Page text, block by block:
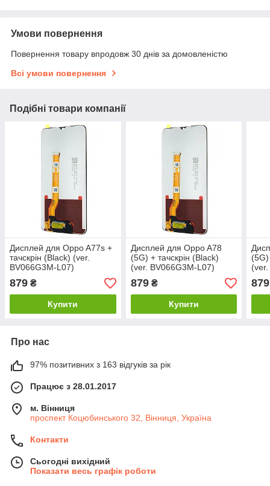
Умови повернення
Повернення товару впродовж 30 днів за домовленістю
Всі умови повернення
Подібні товари компанії
Дисплей для Oppo A77s +
тачскрін (Black) (ver.
BV066G3M-L07)
879 ₴
Купити
Дисплей для Oppo A78
(5G) + тачскрін (Black)
(ver. BV066G3M-L07)
879₴
Купити
(5G)
879
Про нас
97% позитивних з 163 відгуків за рік
Працює з 28.01.2017
м. Вінниця
проспект Коцюбинського 32, Вінниця, Україна
Контакти
Сьогодні вихідний
Показати весь графік роботи